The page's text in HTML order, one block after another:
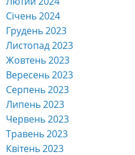
Січень 2024
Грудень 2023
Листопад 2023
Жовтень 2023
Вересень 2023
Серпень 2023
Липень 2023
Червень 2023
Травень 2023
Квітень 2023